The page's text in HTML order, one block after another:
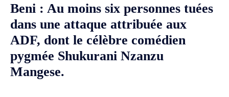
Beni : Au moins six personnes tuées
dans une attaque attribuée aux
ADF, dont le célèbre comédien
pygmée Shukurani Nzanzu
Mangese.